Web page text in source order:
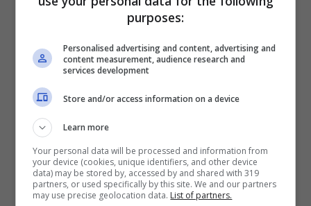
appartenenti non solo a diportisti locali, ma
residenti anche fuori provincia o regione.
Spetterà ora al Comune di Formia procedere
nelle fasi successive al sequestro e cioè,
bloccare innanzitutto le imbarcazioni
ormeggiate abusivamente, emettere
un’ordinanza di sgombero dell’area marina,
identificando, ove possibile, i proprietari dei
natanti, o comunque, rimuovendo gli stessi,
purposes:
Personalised advertising and content, advertising and
content measurement, audience research and
services development
Store and/or access information on a device
Learn more
Your personal data will be processed and information from
your device (cookies, unique identifiers, and other device
data) may be stored by, accessed by and shared with 319
partners, or used specifically by this site. We and our partners
may use precise geolocation data. List of partners.